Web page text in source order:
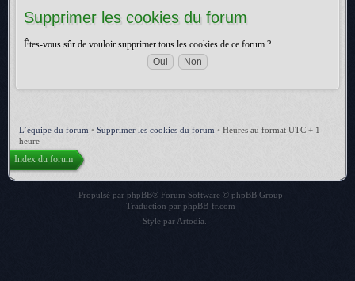
Supprimer les cookies du forum
Êtes-vous sûr de vouloir supprimer tous les cookies de ce forum ?
L’équipe du forum • Supprimer les cookies du forum • Heures au format UTC + 1
heure
Index du forum
Propulsé par phpBB® Forum Software © phpBB Group
Traduction par phpBB-fr.com
Style par Artodia